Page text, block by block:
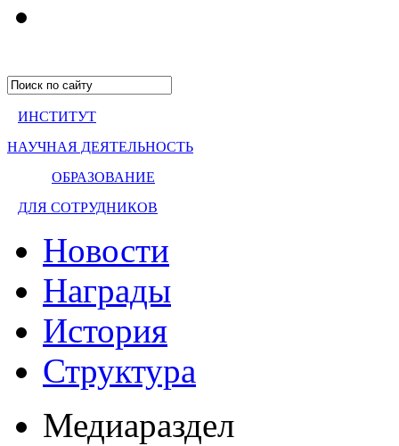
ИНСТИТУТ
НАУЧНАЯ ДЕЯТЕЛЬНОСТЬ
ОБРАЗОВАНИЕ
ДЛЯ СОТРУДНИКОВ
Новости
Награды
История
Структура
Медиараздел